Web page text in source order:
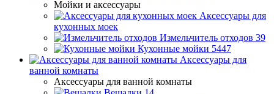
Мойки и аксессуары
Аксессуары для
кухонных моек
Измельчитель отходов 39
Кухонные мойки 5447
Аксессуары для
ванной комнаты
Аксессуары для ванной комнаты